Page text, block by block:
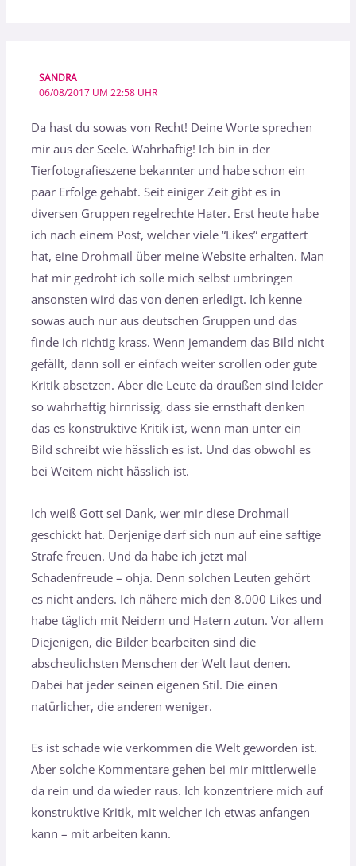
SANDRA
06/08/2017 UM 22:58 UHR
Da hast du sowas von Recht! Deine Worte sprechen
mir aus der Seele. Wahrhaftig! Ich bin in der
Tierfotografieszene bekannter und habe schon ein
paar Erfolge gehabt. Seit einiger Zeit gibt es in
diversen Gruppen regelrechte Hater. Erst heute habe
ich nach einem Post, welcher viele “Likes” ergattert
hat, eine Drohmail über meine Website erhalten. Man
hat mir gedroht ich solle mich selbst umbringen
ansonsten wird das von denen erledigt. Ich kenne
sowas auch nur aus deutschen Gruppen und das
finde ich richtig krass. Wenn jemandem das Bild nicht
gefällt, dann soll er einfach weiter scrollen oder gute
Kritik absetzen. Aber die Leute da draußen sind leider
so wahrhaftig hirnrissig, dass sie ernsthaft denken
das es konstruktive Kritik ist, wenn man unter ein
Bild schreibt wie hässlich es ist. Und das obwohl es
bei Weitem nicht hässlich ist.
Ich weiß Gott sei Dank, wer mir diese Drohmail
geschickt hat. Derjenige darf sich nun auf eine saftige
Strafe freuen. Und da habe ich jetzt mal
Schadenfreude – ohja. Denn solchen Leuten gehört
es nicht anders. Ich nähere mich den 8.000 Likes und
habe täglich mit Neidern und Hatern zutun. Vor allem
Diejenigen, die Bilder bearbeiten sind die
abscheulichsten Menschen der Welt laut denen.
Dabei hat jeder seinen eigenen Stil. Die einen
natürlicher, die anderen weniger.
Es ist schade wie verkommen die Welt geworden ist.
Aber solche Kommentare gehen bei mir mittlerweile
da rein und da wieder raus. Ich konzentriere mich auf
konstruktive Kritik, mit welcher ich etwas anfangen
kann – mit arbeiten kann.